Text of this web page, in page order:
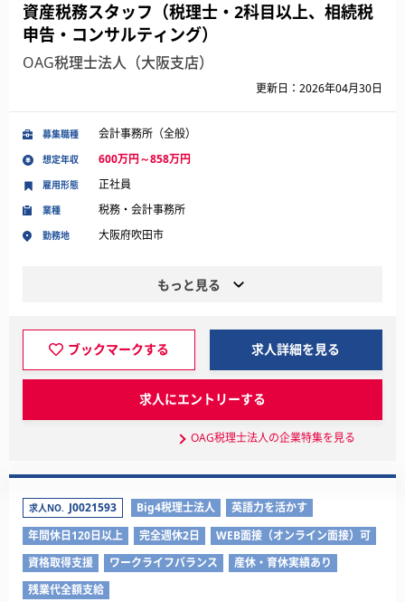
資産税務スタッフ（税理士・2科目以上、相続税
申告・コンサルティング）
OAG税理士法人（大阪支店）
更新日：2026年04月30日
募集職種 会計事務所（全般）
想定年収 600万円～858万円
業種 税務・会計事務所
勤務地 大阪府吹田市
雇用形態 正社員
もっと見る
ブックマークする 求人詳細を見る
求人にエントリーする
OAG税理士法人の企業特集を見る
求人NO. J0021593 Big4税理士法人
英語力を活かす
年間休日120日以上
完全週休2日
WEB面接（オンライン面接）可
資格取得支援
ワークライフバランス
産休・育休実績あり
残業代全額支給